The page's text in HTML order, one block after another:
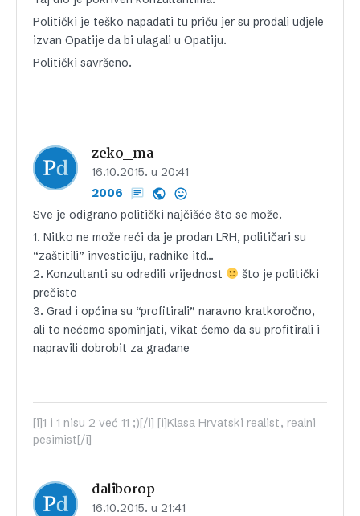
Politički je teško napadati tu priču jer su prodali udjele
izvan Opatije da bi ulagali u Opatiju.
Politički savršeno.
zeko_ma
16.10.2015. u 20:41
2006
Sve je odigrano politički najčišće što se može.
1. Nitko ne može reći da je prodan LRH, političari su
“zaštitili” investiciju, radnike itd…
2. Konzultanti su odredili vrijednost
što je politički
prečisto
3. Grad i općina su “profitirali” naravno kratkoročno,
ali to nećemo spominjati, vikat ćemo da su profitirali i
napravili dobrobit za građane
[i]1 i 1 nisu 2 već 11 ;)[/i] [i]Klasa Hrvatski realist, realni
pesimist[/i]
daliborop
16.10.2015. u 21:41